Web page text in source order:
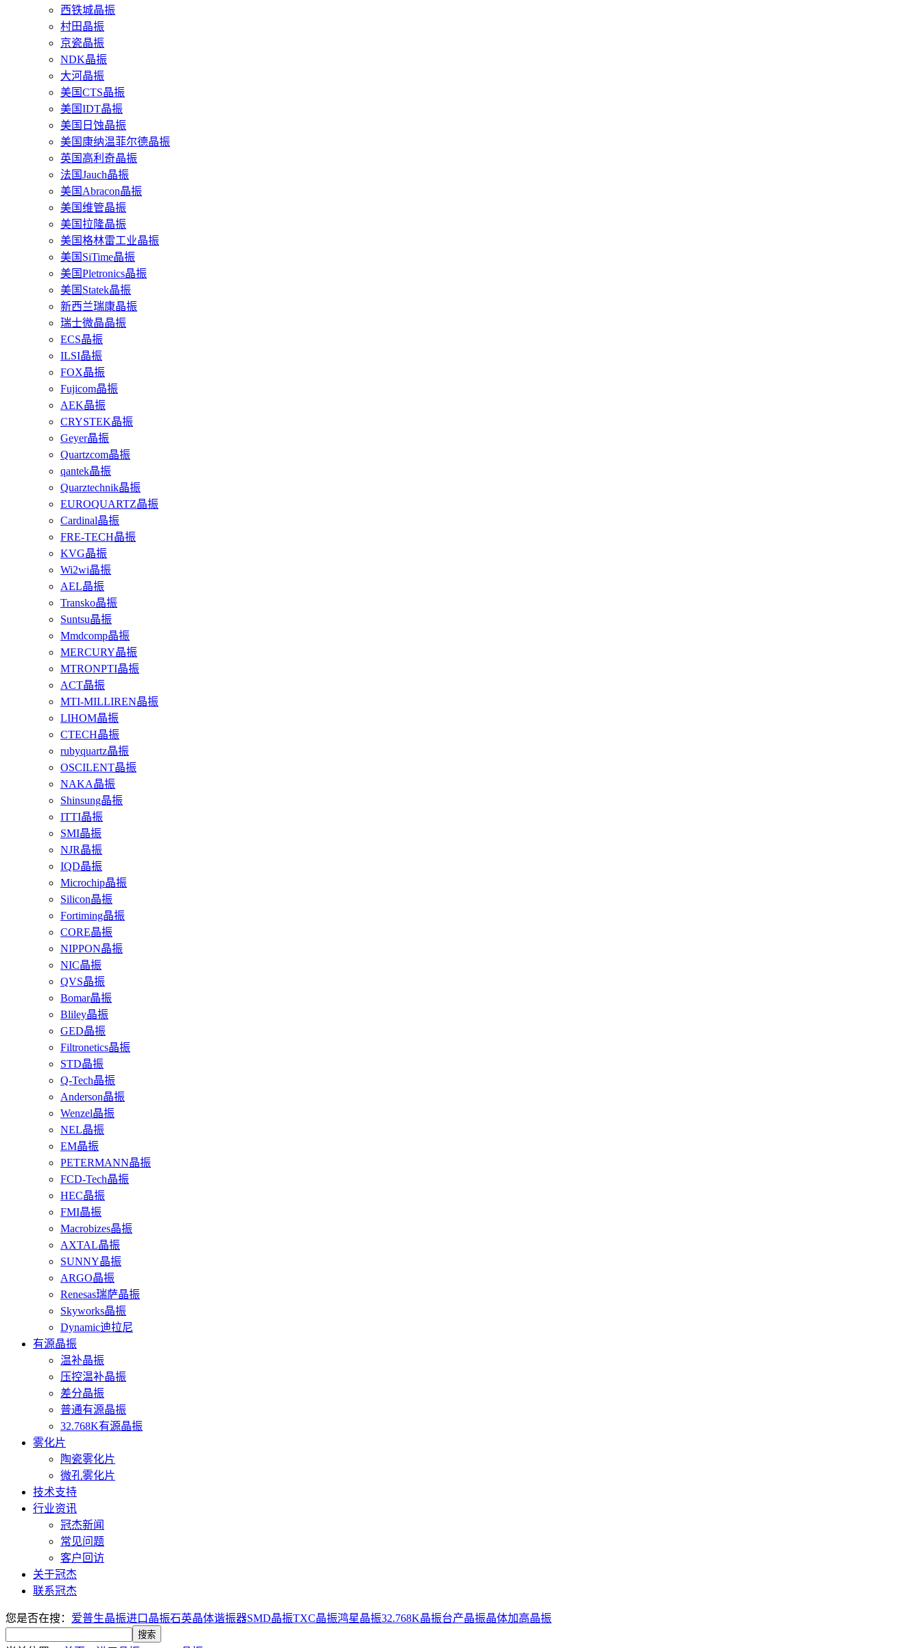
西铁城晶振
村田晶振
京瓷晶振
NDK晶振
大河晶振
美国CTS晶振
美国IDT晶振
美国日蚀晶振
美国康纳温菲尔德晶振
英国高利奇晶振
法国Jauch晶振
美国Abracon晶振
美国维管晶振
美国拉隆晶振
美国格林雷工业晶振
美国SiTime晶振
美国Pletronics晶振
美国Statek晶振
新西兰瑞康晶振
瑞士微晶晶振
ECS晶振
ILSI晶振
FOX晶振
Fujicom晶振
AEK晶振
CRYSTEK晶振
Geyer晶振
Quartzcom晶振
qantek晶振
Quarztechnik晶振
EUROQUARTZ晶振
Cardinal晶振
FRE-TECH晶振
KVG晶振
Wi2wi晶振
AEL晶振
Transko晶振
Suntsu晶振
Mmdcomp晶振
MERCURY晶振
MTRONPTI晶振
ACT晶振
MTI-MILLIREN晶振
LIHOM晶振
CTECH晶振
rubyquartz晶振
OSCILENT晶振
NAKA晶振
Shinsung晶振
ITTI晶振
SMI晶振
NJR晶振
IQD晶振
Microchip晶振
Silicon晶振
Fortiming晶振
CORE晶振
NIPPON晶振
NIC晶振
QVS晶振
Bomar晶振
Bliley晶振
GED晶振
Filtronetics晶振
STD晶振
Q-Tech晶振
Anderson晶振
Wenzel晶振
NEL晶振
EM晶振
PETERMANN晶振
FCD-Tech晶振
HEC晶振
FMI晶振
Macrobizes晶振
AXTAL晶振
SUNNY晶振
ARGO晶振
Renesas瑞萨晶振
Skyworks晶振
Dynamic迪拉尼
有源晶振
温补晶振
压控温补晶振
差分晶振
普通有源晶振
32.768K有源晶振
雾化片
陶瓷雾化片
微孔雾化片
技术支持
行业资讯
冠杰新闻
常见问题
客户回访
关于冠杰
联系冠杰
您是否在搜： 爱普生晶振进口晶振石英晶体谐振器SMD晶振TXC晶振鸿星晶振32.768K晶振台产晶振晶体加高晶振